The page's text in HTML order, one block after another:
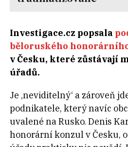
Investigace.cz popsala
běloruského
v Česku, které zůstávají
úřadů.
Je ‚neviditelný‘ a zároveň
podnikatele, který navíc
uvalené na Rusko. Denis
honorární konzul v Česku,